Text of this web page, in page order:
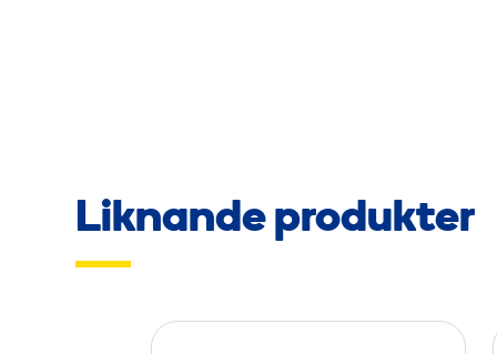
Liknande produkter